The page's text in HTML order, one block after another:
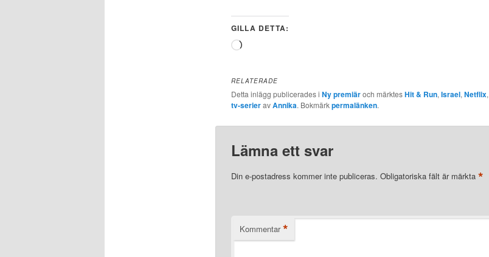
GILLA DETTA:
Laddar
…
RELATERADE
Detta inlägg publicerades i Ny premiäroch märktesHit & Run,Israel,Netflix,
tv-serieravAnnika. Bokmärkpermalänken.
Lämna ett svar
Din e-postadress kommer inte publiceras. Obligatoriska fält är märkta *
Kommentar *